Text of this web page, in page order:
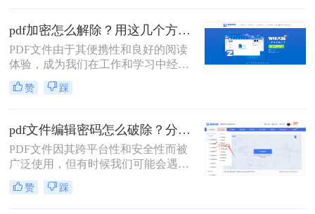
么pdf文件怎么解除密码呢？方法很简
单，给大家分享两种解决方法，其中
一种手机上就能完成，来一起看看
吧。
pdf加密怎么解除？用这几个方法1秒立即解密！
PDF文件由于其便携性和良好的阅读
体验，成为我们在工作和学习中经常
使用的文件格式之一。然而，当遇到
加密的PDF文件时，我们可能无法直
细介绍PDF加密怎么解除，帮助您轻
松访问文件内容。
赞 踩
pdf文件编辑密码怎么破除？分享两种方法详解！
PDF文件因其跨平台性和安全性而被
广泛使用，但有时候我们可能会遇到
设置了编辑密码的PDF文件，这限制
了我们对文件的编辑和修改。那么pdf
赞 踩